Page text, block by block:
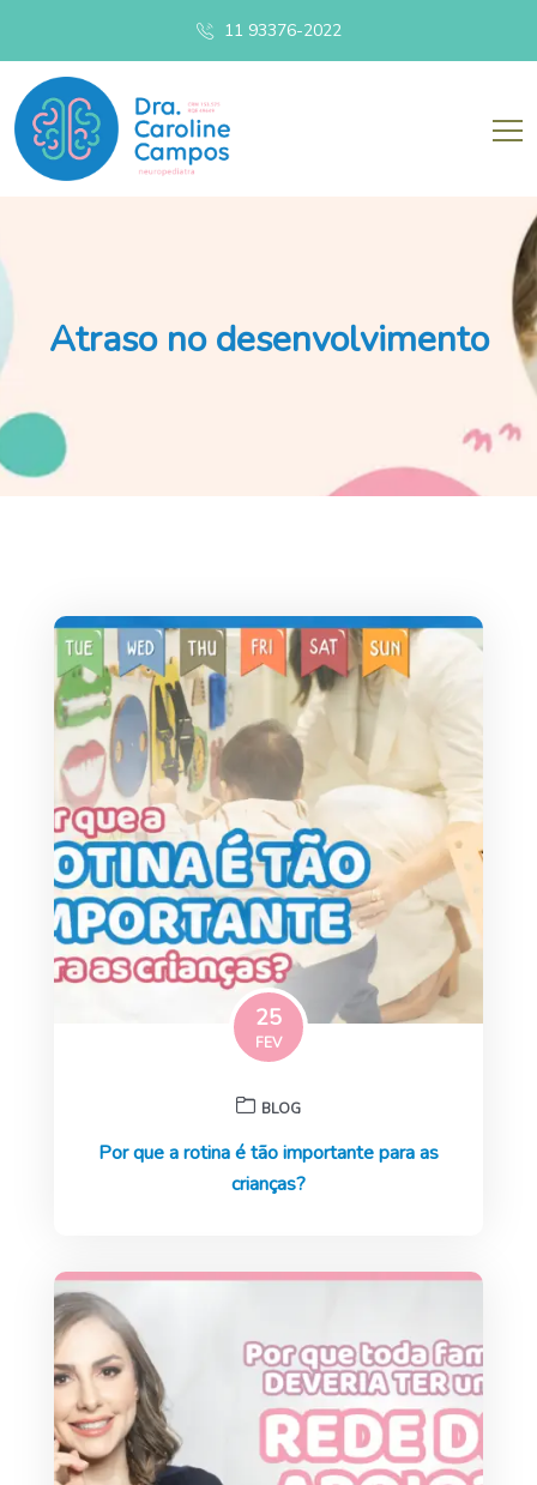
11 93376-2022
Atraso no desenvolvimento
25
FEV
BLOG
Por que a rotina é tão importante para as
crianças?